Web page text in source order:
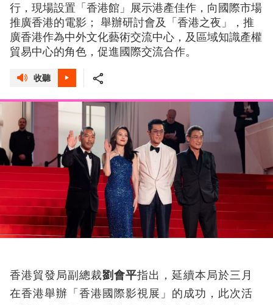
行，現場設置「香港館」展示港產佳作，向國際市場
推廣香港的電影； 舉辦研討會及「香港之夜」，推
廣香港作為中外文化藝術交流中心，及區域知識產權
貿易中心的角色，促進國際交流合作。
收聽
香港貿發局副總裁劉會平指出，延續本局於三月
在香港舉辦「香港國際影視展」的成功，此次活